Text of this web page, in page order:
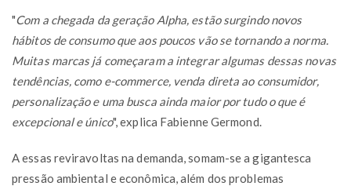
"Com a chegada da geração Alpha, estão surgindo novos
hábitos de consumo que aos poucos vão se tornando a norma.
Muitas marcas já começaram a integrar algumas dessas novas
tendências, como e-commerce, venda direta ao consumidor,
personalização e uma busca ainda maior por tudo o que é
excepcional e único", explica Fabienne Germond.
A essas reviravoltas na demanda, somam-se a gigantesca
pressão ambiental e econômica, além dos problemas